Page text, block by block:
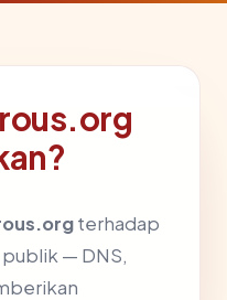
terhadap
— DNS,